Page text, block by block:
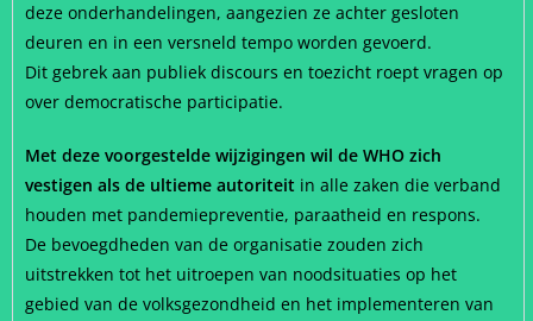
deze onderhandelingen, aangezien ze achter gesloten
deuren en in een versneld tempo worden gevoerd.
Dit gebrek aan publiek discours en toezicht roept vragen op
over democratische participatie.
Met deze voorgestelde wijzigingen wil de WHO zich
vestigen als de ultieme autoriteit in alle zaken die verband
houden met pandemiepreventie, paraatheid en respons.
De bevoegdheden van de organisatie zouden zich
uitstrekken tot het uitroepen van noodsituaties op het
gebied van de volksgezondheid en het implementeren van